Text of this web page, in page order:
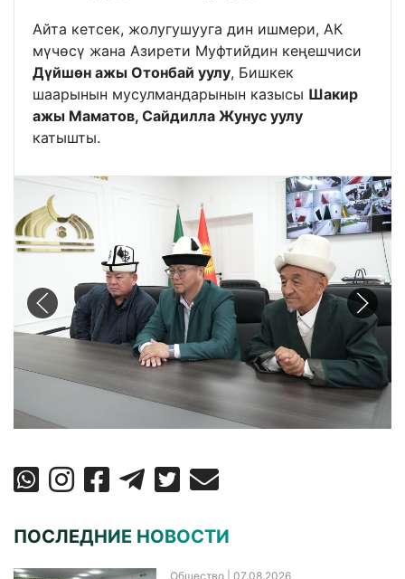
Айта кетсек, жолугушууга дин ишмери, АК
мүчөсү жана Азирети Муфтийдин кеңешчиси
Дүйшөн ажы Отонбай уулу, Бишкек
шаарынын мусулмандарынын казысы Шакир
ажы Маматов, Сайдилла Жунус уулу
катышты.
ПОСЛЕДНИЕ НОВОСТИ
Общество | 07.08.2026